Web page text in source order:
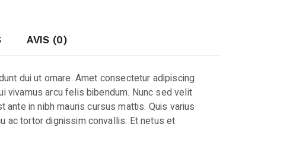
AVIS (0)
dui ut ornare. Amet consectetur adipiscing
vivamus arcu felis bibendum. Nunc sed velit
in nibh mauris cursus mattis. Quis varius
ac tortor dignissim convallis. Et netus et